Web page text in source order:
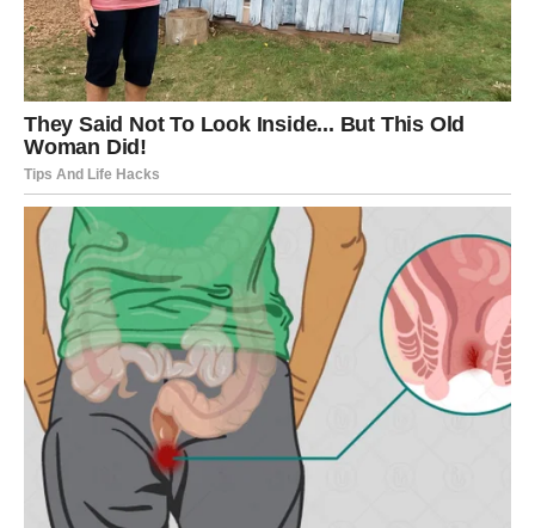
pogrešni, neiskreni ili neusklađeni sa onim što Blizanac
zaista jeste. Idući dani mogu doneti pogrešne procene,
osećaj rastrzanosti između više ljudi, obaveza ili emocija,
kao i unutrašnji nemir koji se ne može umiriti razgovorom
ili logikom.
Na emotivnom planu, Blizanci mogu biti zbunjeni
sopstvenim osećanjima – danas žele jedno, sutra drugo, a
sve to prati osećaj krivice ili straha da će doneti pogrešnu
odluku. Na poslovnom planu, planovi se menjaju,
dogovori kasne ili gube smisao, ali upravo ta nestabilnost
služi da pokaže gde Blizanac živi na autopilotu, a gde iz
istinske želje.
Ovi dani uče Blizance da
ne donose velike odluke dok su
izgubljeni
, već da dozvole da se magla sama raziđe. Kada
se to desi, ostaje samo ono što je istinito – a to će biti put